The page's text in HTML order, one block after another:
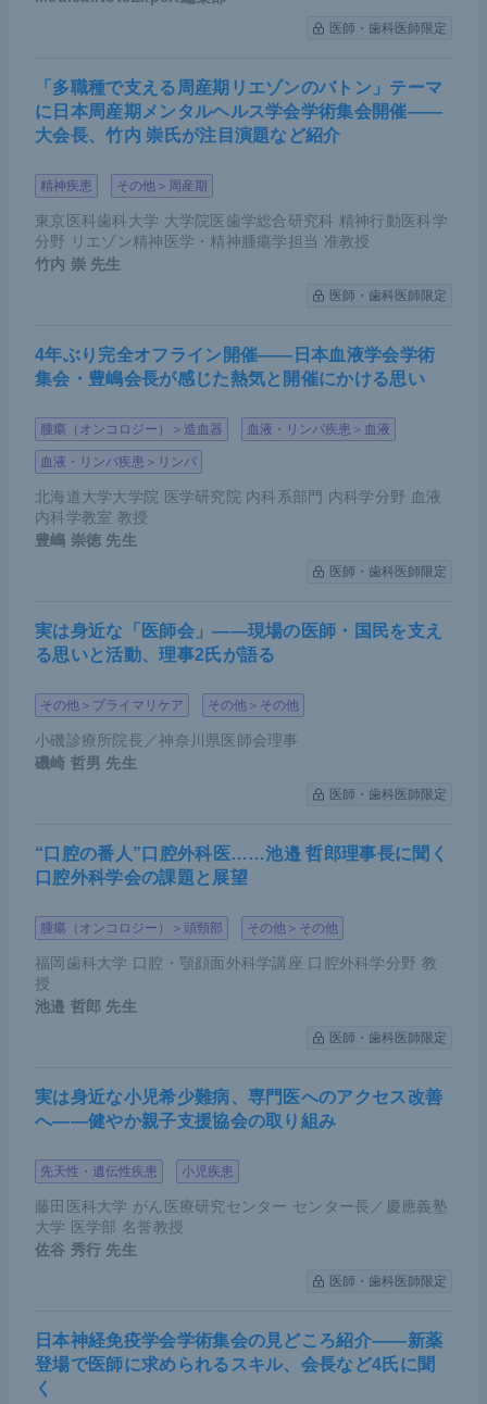
さらに、CRISPR-Cas9システムを用いて解析をし
ある。その一例を紹介する。
EGFR阻害剤に耐性となった実際の臨床検体で検出
されたBRAFV600E、
の役割を調べるため、我々はCRISPR-Cas9システ
ムを用いてこれら5つの点変異を
胞株PC-9で起こすことで、実際の患者さんに起こっ
たバルク細胞をEGFR阻害剤オシメルチニブに1週間
さらしたところ、BRAFV600EやKRASG12C、G1
2Dでは耐性クローンが確認された一方で、KRAS
61KやA146Tではまだ確認されず、その後耐性クロ
ーンの出現までに3週間を要することが分かった。
Yoshihisa Kobayashi,et al. Nature. 2022 Mar;6
小林氏講演資料（提供：小林氏）
株PC9ではオシメルチニブによって約8割の増殖抑
制効果がみられた一方で、BRAFV600Eでは非常に
強い耐性を示した。
られる KRAS Q61Kでは、まったく耐性を示さない
という非常に不自然な結果が示された。
そこで、より客観的なデータを得るために、バルク
細胞に対して次世代シーケンシング（NGS）解析を
行った。結果、KRAS
-Cas9システムによるゲノム編集後のベースライン
時でも10％程度の遺伝子変異が検出され、その後経
昇が確認された。 KRASA146Tは、ベースライン時
の対立遺伝子頻度は低かったものの、経時的な上昇
医師・歯科医師限定
「多職種で支える周産期リエゾンのバトン」テーマ
に日本周産期メンタルヘルス学会学術集会開催――
大会長、竹内 崇氏が注目演題など紹介
精神疾患 その他＞周産期
東京医科歯科大学 大学院医歯学総合研究科 精神行動医科学
分野 リエゾン精神医学・精神腫瘍学担当 准教授
竹内 崇 先生
医師・歯科医師限定
4年ぶり完全オフライン開催――日本血液学会学術
集会・豊嶋会長が感じた熱気と開催にかける思い
腫瘍（オンコロジー）＞造血器 血液・リンパ疾患＞血液
血液・リンパ疾患＞リンパ
北海道大学大学院 医学研究院 内科系部門 内科学分野 血液
内科学教室 教授
豊嶋 崇徳 先生
医師・歯科医師限定
実は身近な「医師会」――現場の医師・国民を支え
る思いと活動、理事2氏が語る
その他＞プライマリケア その他＞その他
小磯診療所院長／神奈川県医師会理事
磯崎 哲男 先生
医師・歯科医師限定
“口腔の番人”口腔外科医……池邉 哲郎理事長に聞く
口腔外科学会の課題と展望
腫瘍（オンコロジー）＞頭頸部 その他＞その他
福岡歯科大学 口腔・顎顔面外科学講座 口腔外科学分野 教
授
池邉 哲郎 先生
医師・歯科医師限定
実は身近な小児希少難病、専門医へのアクセス改善
へ――健やか親子支援協会の取り組み
先天性・遺伝性疾患 小児疾患
藤田医科大学 がん医療研究センター センター長／慶應義塾
大学 医学部 名誉教授
佐谷 秀行 先生
医師・歯科医師限定
日本神経免疫学会学術集会の見どころ紹介――新薬
登場で医師に求められるスキル、会長など4氏に聞
く